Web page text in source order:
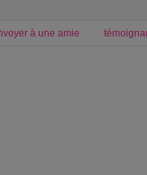
à une amie